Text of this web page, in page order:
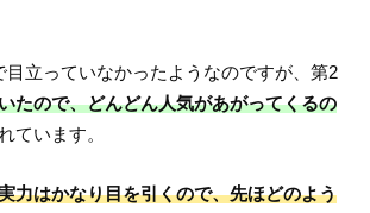
目立っていなかったようなのですが、第2
たので、どんどん人気があがってくるの
ています。
力はかなり目を引くので、先ほどのよう